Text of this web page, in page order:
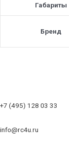
Габариты
Бренд
+7 (495) 128 03 33
info@rc4u.ru